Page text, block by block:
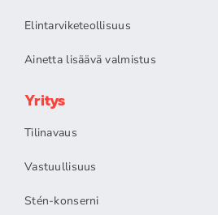
Elintarviketeollisuus
Ainetta lisäävä valmistus
Yritys
Tilinavaus
Vastuullisuus
Stén-konserni